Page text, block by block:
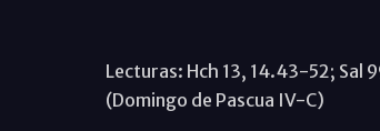
Lecturas: Hch 13, 14.43-52; Sal
(Domingo de Pascua IV-C)